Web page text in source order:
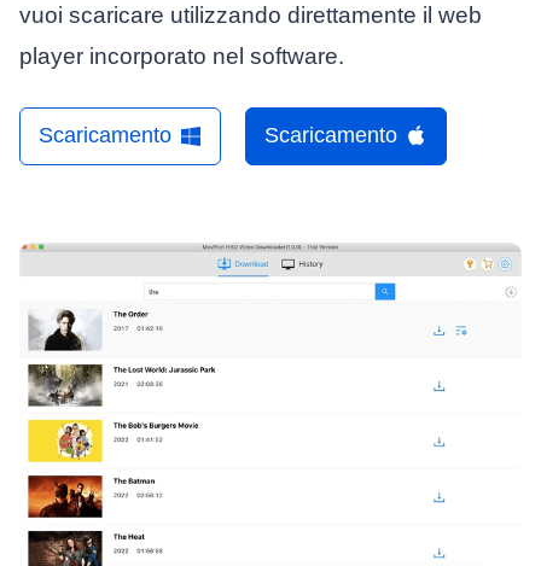
vuoi scaricare utilizzando direttamente il web
player incorporato nel software.
Scaricamento Scaricamento